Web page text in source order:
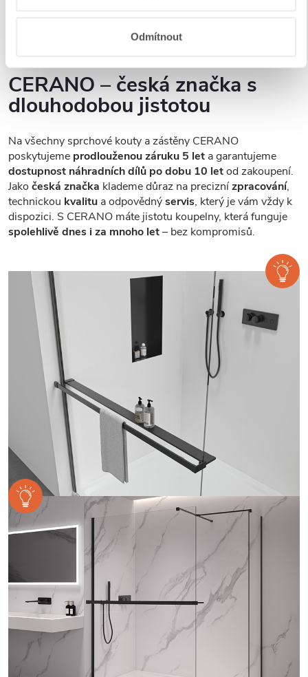
Odmítnout
CERANO – česká značka s
dlouhodobou jistotou
Na všechny sprchové kouty a zástěny CERANO
poskytujeme prodlouženou záruku 5 let a garantujeme
dostupnost náhradních dílů po dobu 10 letod zakoupení.
Jako česká značka klademe důraz na preciznízpracování,
technickou kvalitu a odpovědnýservis, který je vám vždy k
dispozici. S CERANO máte jistotu koupelny, která funguje
spolehlivě dnes i za mnoho let– bez kompromisů.